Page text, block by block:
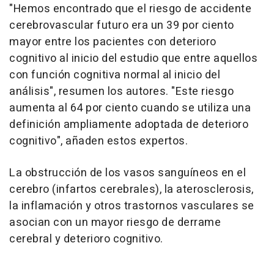
"Hemos encontrado que el riesgo de accidente
cerebrovascular futuro era un 39 por ciento
mayor entre los pacientes con deterioro
cognitivo al inicio del estudio que entre aquellos
con función cognitiva normal al inicio del
análisis", resumen los autores. "Este riesgo
aumenta al 64 por ciento cuando se utiliza una
definición ampliamente adoptada de deterioro
cognitivo", añaden estos expertos.
La obstrucción de los vasos sanguíneos en el
cerebro (infartos cerebrales), la aterosclerosis,
la inflamación y otros trastornos vasculares se
asocian con un mayor riesgo de derrame
cerebral y deterioro cognitivo.